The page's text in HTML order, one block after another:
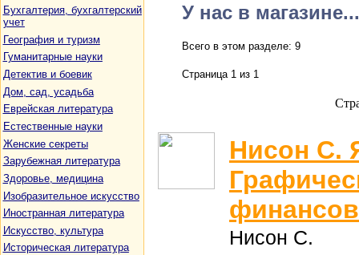
Бухгалтерия, бухгалтерский
учет
География и туризм
Гуманитарные науки
Детектив и боевик
Дом, сад, усадьба
Еврейская литература
Естественные науки
Женские секреты
Зарубежная литература
Здоровье, медицина
Изобразительное искусство
Иностранная литература
Искусство, культура
Историческая литература
У нас в магазине...
Всего в этом разделе: 9
Страница 1 из 1
Нисон С.
Нисон С.